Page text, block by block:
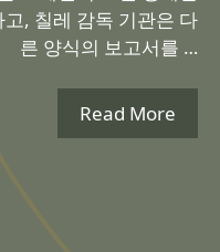
, 칠레 감독 기관은 다
른 양식의 보고서를 …
Read More